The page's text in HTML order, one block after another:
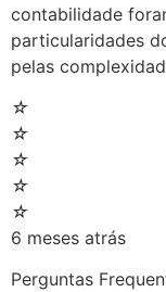
contabilidade
particularidades
pelas
☆
☆
☆
☆
☆
6 meses atrás
Perguntas